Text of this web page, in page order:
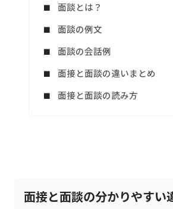
面談とは？
面談の例文
面談の会話例
面接と面談の違いまとめ
面接と面談の読み方
面接と面談の分かりやすい